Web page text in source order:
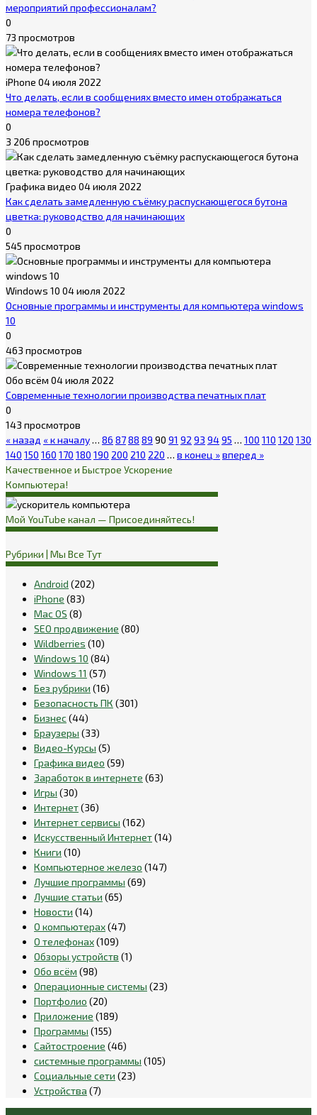
мероприятий профессионалам?
0
73 просмотров
iPhone 04 июля 2022
Что делать, если в сообщениях вместо имен отображаться
номера телефонов?
0
3 206 просмотров
Графика видео 04 июля 2022
Как сделать замедленную съёмку распускающегося бутона
цветка: руководство для начинающих
0
545 просмотров
Windows 10 04 июля 2022
Основные программы и инструменты для компьютера windows
10
0
463 просмотров
Обо всём 04 июля 2022
Современные технологии производства печатных плат
0
143 просмотров
« назад « к началу… 86 8788 89 90 91 92 93 9495 … 100 110 120 130
140 150 160 170 180 190 200 210 220 … в конец »вперед »
Качественное и Быстрое Ускорение
Компьютера!
Мой YouTube канал — Присоединяйтесь!
Рубрики | Мы Все Тут
Android (202)
iPhone (83)
Mac OS (8)
SEO продвижение (80)
Wildberries (10)
Windows 10 (84)
Windows 11 (57)
Без рубрики (16)
Безопасность ПК (301)
Бизнес (44)
Браузеры (33)
Видео-Курсы (5)
Графика видео (59)
Заработок в интернете (63)
Игры (30)
Интернет(36)
Интернет сервисы (162)
Искусственный Интернет(14)
Книги (10)
Компьютерное железо (147)
Лучшие программы (69)
Лучшие статьи (65)
Новости (14)
О компьютерах(47)
О телефонах(109)
Обзоры устройств (1)
Обо всём (98)
Операционные системы (23)
Портфолио (20)
Приложение (189)
Программы (155)
Сайтостроение (46)
системные программы (105)
Социальные сети (23)
Устройства (7)